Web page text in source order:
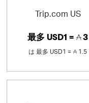
Trip.com US
最多 USD1 = 3
は 最多 USD1 = 1.5